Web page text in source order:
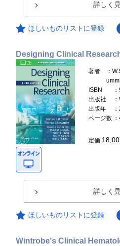
詳しく
ほしいものリストに登録
Designing Clinical
著者
：
ISBN
出版社
出版年
ページ数
定価
詳しく
ほしいものリストに登録
Wintrobe's Clinical